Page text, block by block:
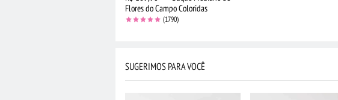
Flores do Campo Coloridas
(1790)
SUGERIMOS PARA VOCÊ